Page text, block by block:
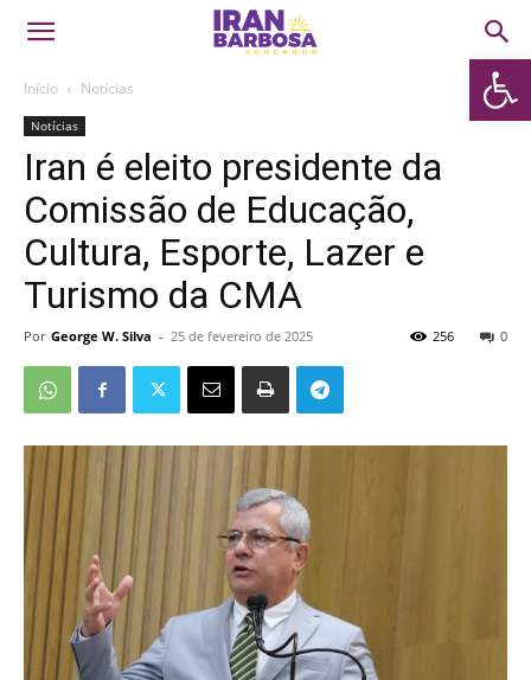
Abrir
Início Notícias
Notícias
Iran é eleito presidente da
Comissão de Educação,
Cultura, Esporte, Lazer e
Turismo da CMA
Por George W. Silva - 25 de fevereiro de 2025 0
256